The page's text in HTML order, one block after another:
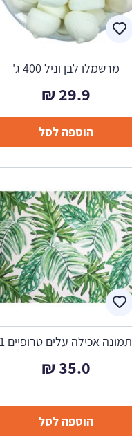
מרשמלו לבן וניל 400 ג'
29.9
₪
הוספה לסל
תמונה אכילה עלים טרופיים 1
35.0
₪
הוספה לסל